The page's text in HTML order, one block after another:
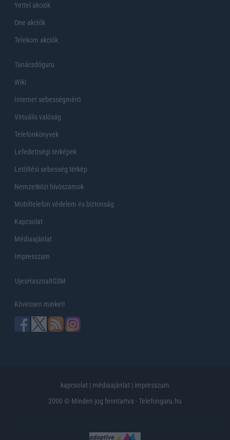
Yettel akciók
One akciók
Telekom akciók
Tanácsdóguru
Wiki
Internet sebességmérő
Virtuális valóság
Telefonkönyvek
Lefedettségi térképek
Letöltési sebesség térkép
Nemzetközi hívószámok
Mobiltelefon védelem és biztonság
Kapcsolat
Médiaajánlat
Impresszum
UjesHasznaltGSM
Kövessen minket!
kapcsolat | médiaajánlat | impresszum
2000 © Minden jog fenntartva - Telefonguru.hu